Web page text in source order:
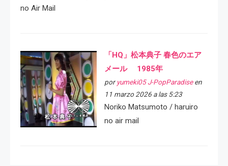
no Air Mail
「HQ」松本典子 春色のエア
メール 1985年
por yumeki05 J-PopParadiseen
11 marzo 2026 a las 5:23
Noriko Matsumoto / haruiro
no air mail